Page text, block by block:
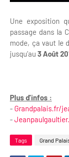
Une exposition
passage dans la
mode, ça vaut le
jusqu'au 3 Août
Plus d'infos :
- Grandpalais.fr/
-
Tags Grand